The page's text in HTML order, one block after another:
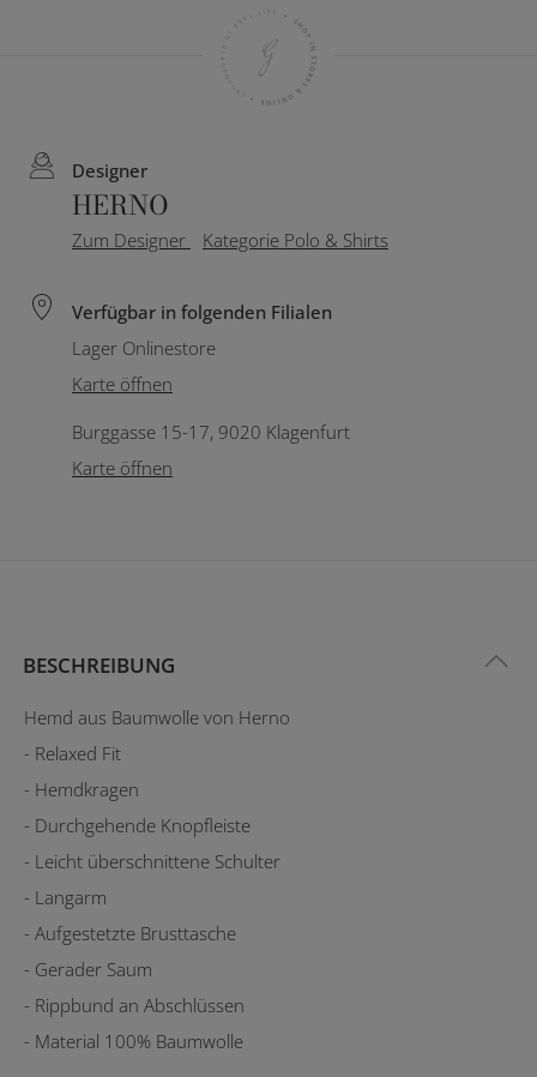
Designer
HERNO
Zum Designer Kategorie Polo & Shirts
Verfügbar in folgenden Filialen
Lager Onlinestore
Karte öffnen
Burggasse 15-17, 9020 Klagenfurt
Karte öffnen
BESCHREIBUNG
Hemd aus Baumwolle von Herno
- Relaxed Fit
- Hemdkragen
- Durchgehende Knopfleiste
- Leicht überschnittene Schulter
- Langarm
- Aufgestetzte Brusttasche
- Gerader Saum
- Rippbund an Abschlüssen
- Material 100% Baumwolle